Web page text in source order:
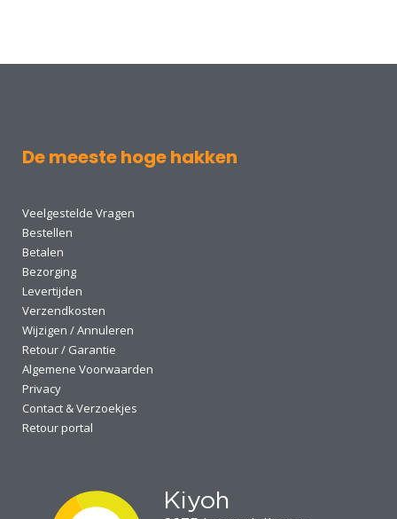
De meeste hoge hakken
Veelgestelde Vragen
Bestellen
Betalen
Bezorging
Levertijden
Verzendkosten
Wijzigen / Annuleren
Retour / Garantie
Algemene Voorwaarden
Privacy
Contact & Verzoekjes
Retour portal